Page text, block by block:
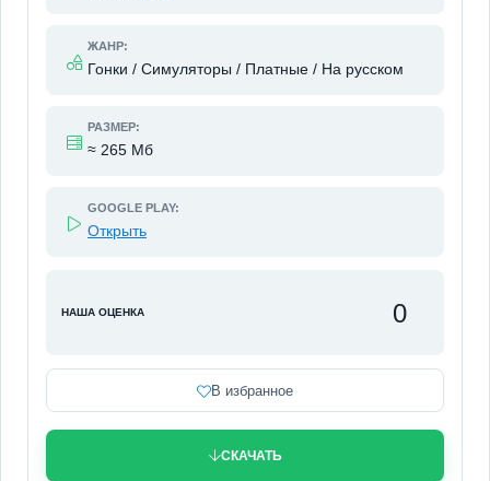
ЖАНР:
Гонки / Симуляторы / Платные / На русском
РАЗМЕР:
≈ 265 Мб
GOOGLE PLAY:
Открыть
НАША ОЦЕНКА 0
В избранное
СКАЧАТЬ